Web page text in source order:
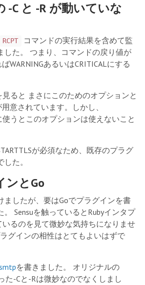
-C と -R が動いていな
RCPT
コマンドの実行結果を含めて監
した。 つまり、コマンドの戻り値が
WARNINGあるいはCRITICALにする
見ると まさにこのためのオプションと
用意されています。しかし、
使うとこのオプションは使えないこと
が必須なため、既存のプラグ
た。
ンとGo
ましたが、要はGoでプラグインを書
。 Sensuを触っているとRubyインタプ
るのを見て微妙な気持ちになりませ
グインの相性はとてもよいはずで
を書きました。 オリジナルの
た-Cと-Rは微妙なのでなくしまし